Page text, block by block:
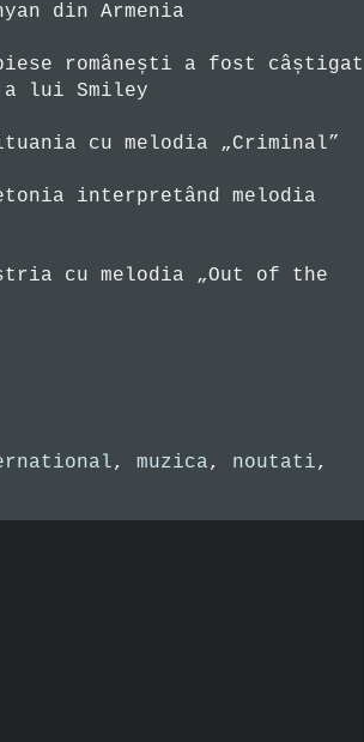
din Armenia
românești a fost câștigat
a lui Smiley
cu melodia „Criminal”
interpretând melodia
cu melodia „Out of the
, muzica, noutati,